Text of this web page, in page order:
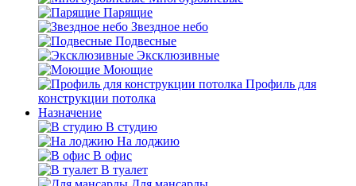
Парящие
Звездное небо
Подвесные
Эксклюзивные
Моющие
Профиль для
конструкции потолка
Назначение
В студию
На лоджию
В офис
В туалет